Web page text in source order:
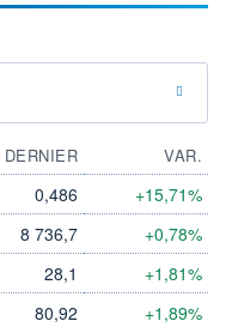
DERNIER
VAR.
0,486 +15,71%
8 736,7 +0,78%
28,1 +1,81%
80,92 +1,89%